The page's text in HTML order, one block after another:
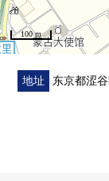
○ 内装洗碗机
○ Cross变更(
生的"Luna父亲
100 m
地址 东京都涩谷